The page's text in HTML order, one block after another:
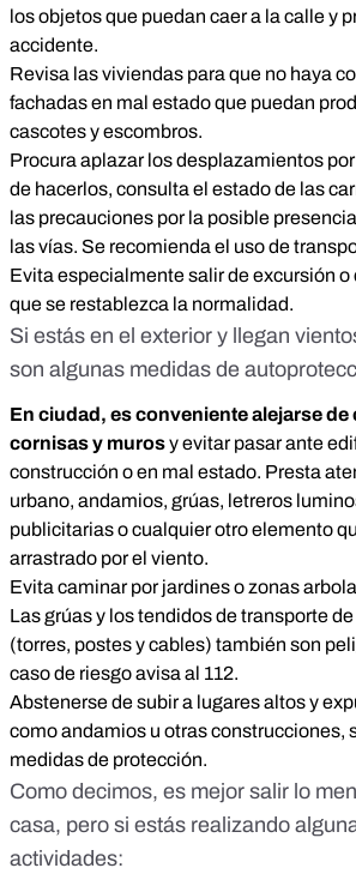
los objetos que puedan caer a la calle y
accidente.
Revisa las viviendas para que no haya
fachadas en mal estado que puedan
cascotes y escombros.
Procura aplazar los desplazamientos
de hacerlos, consulta el estado de las
las precauciones por la posible
las vías. Se recomienda el uso de
Evita especialmente salir de excursión o
que se restablezca la normalidad.
Si estás en el exterior y llegan
son algunas medidas de
En ciudad, es conveniente alejarse de
cornisas y murosy evitar pasar ante
construcción o en mal estado. Presta
urbano, andamios, grúas, letreros
publicitarias o cualquier otro elemento
arrastrado por el viento.
Evita caminar por jardines o zonas
Las grúas y los tendidos de transporte
(torres, postes y cables) también son
caso de riesgo avisa al 112.
Abstenerse de subir a lugares altos y
como andamios u otras construcciones,
medidas de protección.
Como decimos, es mejor salir lo
casa, pero si estás realizando
actividades: